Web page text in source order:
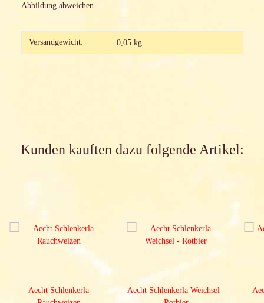
Abbildung abweichen.
Produkteigenschaft
Wert
Versandgewicht: 0,05 kg
Kunden kauften dazu folgende Artikel:
Aecht Schlenkerla
Aecht Schlenkerla Weichsel -